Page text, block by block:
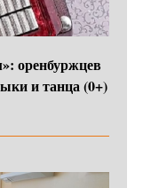
оренбуржцев
и танца (0+)